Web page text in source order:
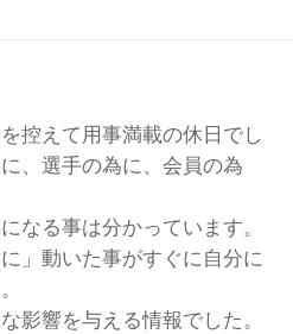
控えて用事満載の休日でし
、選手の為に、会員の為
なる事は分かっています。
」動いた事がすぐに自分に
影響を与える情報でした。